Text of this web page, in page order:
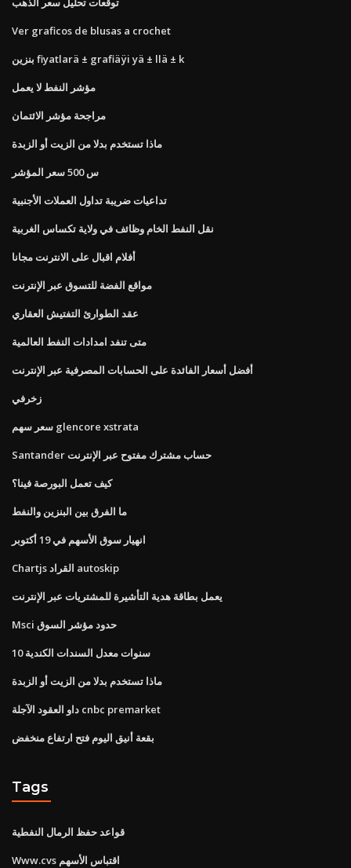
Ver graficos de blusas a crochet
بنزين fiyatlarä ± grafiäÿi yä ± llä ± k
مؤشر النفط لا يعمل
مراجحة مؤشر الائتمان
ماذا تستخدم بدلا من الزيت أو الزبدة
س 500 سعر المؤشر
تداعيات ضريبة تداول العملات الأجنبية
نقل النفط الخام وظائف في ولاية تكساس الغربية
أفلام اقبال على الانترنت مجانا
مواقع الفضة للتسوق عبر الإنترنت
عقد الطوارئ التفتيش العقاري
متى تنفد امدادات النفط العالمية
أفضل أسعار الفائدة على الحسابات المصرفية عبر الإنترنت
زخرفي
سعر سهم glencore xstrata
Santander حساب مشترك مفتوح عبر الإنترنت
كيف تعمل البورصة فينا؟
ما الفرق بين البنزين والنفط
انهيار سوق الأسهم في 19 أكتوبر
Chartjs القراد autoskip
يعمل بطاقة هدية التأشيرة للمشتريات عبر الإنترنت
Msci حدود مؤشر السوق
10 سنوات معدل السندات الكندية
ماذا تستخدم بدلا من الزيت أو الزبدة
داو العقود الآجلة cnbc premarket
بقعة أنيق اليوم فتح ارتفاع منخفض
Tags
قواعد حفظ الرمال النفطية
Www.cvs اقتباس الأسهم